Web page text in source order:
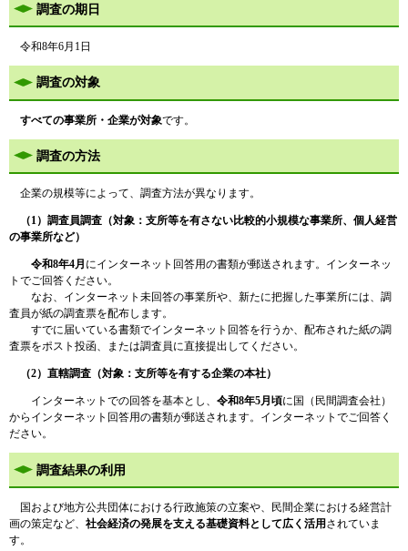
調査の期日
令和8年6月1日
調査の対象
すべての事業所・企業が対象です。
調査の方法
企業の規模等によって、調査方法が異なります。
（1）調査員調査（対象：支所等を有さない比較的小規模な事業所、個人経営
の事業所など）
令和8年4月 にインターネット回答用の書類が郵送されます。インターネッ
トでご回答ください。
なお、インターネット未回答の事業所や、新たに把握した事業所には、調
査員が紙の調査票を配布します。
すでに届いている書類でインターネット回答を行うか、配布された紙の調
査票をポスト投函、または調査員に直接提出してください。
（2）直轄調査（対象：支所等を有する企業の本社）
インターネットでの回答を基本とし、 令和8年5月頃に国（民間調査会社）
からインターネット回答用の書類が郵送されます。インターネットでご回答く
ださい。
調査結果の利用
国および地方公共団体における行政施策の立案や、民間企業における経営計
画の策定など、 社会経済の発展を支える基礎資料として広く活用 されていま
す。